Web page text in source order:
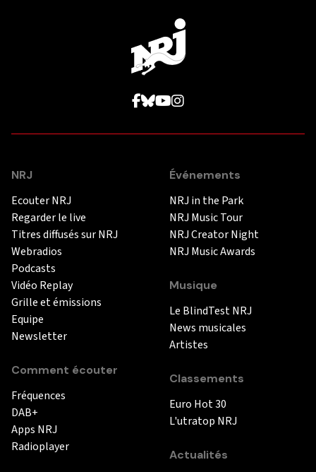
NRJ
Ecouter NRJ
Regarder le live
Titres diffusés sur NRJ
Webradios
Podcasts
Vidéo Replay
Grille et émissions
Equipe
Newsletter
Comment écouter
Fréquences
DAB+
Apps NRJ
Radioplayer
Événements
NRJ in the Park
NRJ Music Tour
NRJ Creator Night
NRJ Music Awards
Musique
Le BlindTest NRJ
News musicales
Artistes
Classements
Euro Hot 30
L'utratop NRJ
Actualités